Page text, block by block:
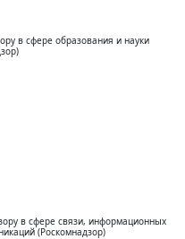
в сфере образования и науки
в сфере связи, информационных
(Роскомнадзор)